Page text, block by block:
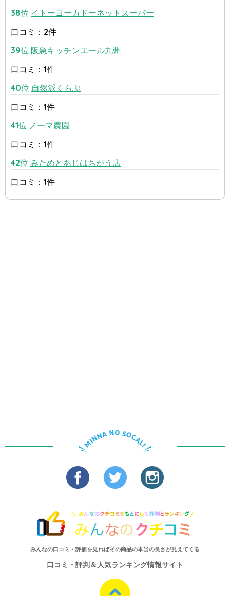
38位 イトーヨーカドーネットスーパー
口コミ：2件
39位 阪急キッチンエール九州
口コミ：1件
40位 自然派くらぶ
口コミ：1件
41位 ノーマ農園
口コミ：1件
42位 みためとあじはちがう店
口コミ：1件
みんなの口コミ・評価を見ればその商品の本当の良さが見えてくる
口コミ・評判＆人気ランキング情報サイト